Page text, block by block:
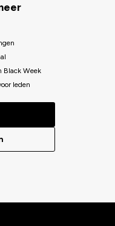
Black Week
leden